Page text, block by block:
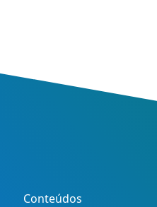
Conteúdos